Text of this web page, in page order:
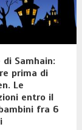
Samhain:
prima di
Le
entro il
fra 6